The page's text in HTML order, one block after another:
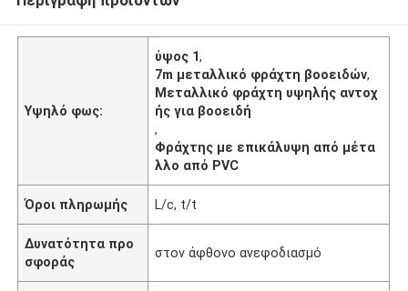
Υψηλό φως:
ύψος 1,
7m μεταλλικό φράχτη βοοειδών,
Μεταλλικό φράχτη υψηλής αντοχ
ής για βοοειδή
,
Φράχτης με επικάλυψη από μέτα
λλο από PVC
Όροι πληρωμής L/c, t/t
Δυνατότητα προ
σφοράς
στον άφθονο ανεφοδιασμό